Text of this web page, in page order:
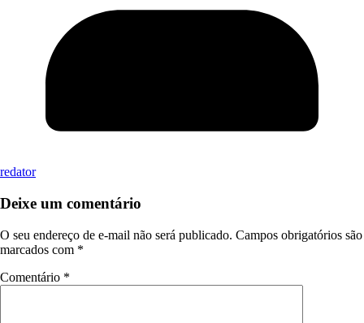
redator
Deixe um comentário
O seu endereço de e-mail não será publicado. Campos obrigatórios são
marcados com *
Comentário *